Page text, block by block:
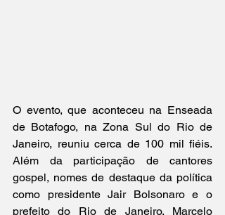
O evento, que aconteceu na Enseada
de Botafogo, na Zona Sul do Rio de
Janeiro, reuniu cerca de 100 mil fiéis.
Além da participação de cantores
gospel, nomes de destaque da política
como presidente Jair Bolsonaro e o
prefeito do Rio de Janeiro, Marcelo